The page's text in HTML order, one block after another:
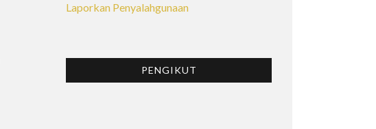
Laporkan Penyalahgunaan
PENGIKUT